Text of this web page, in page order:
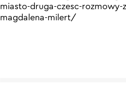
miasto-druga-czesc-rozmowy-
magdalena-milert/